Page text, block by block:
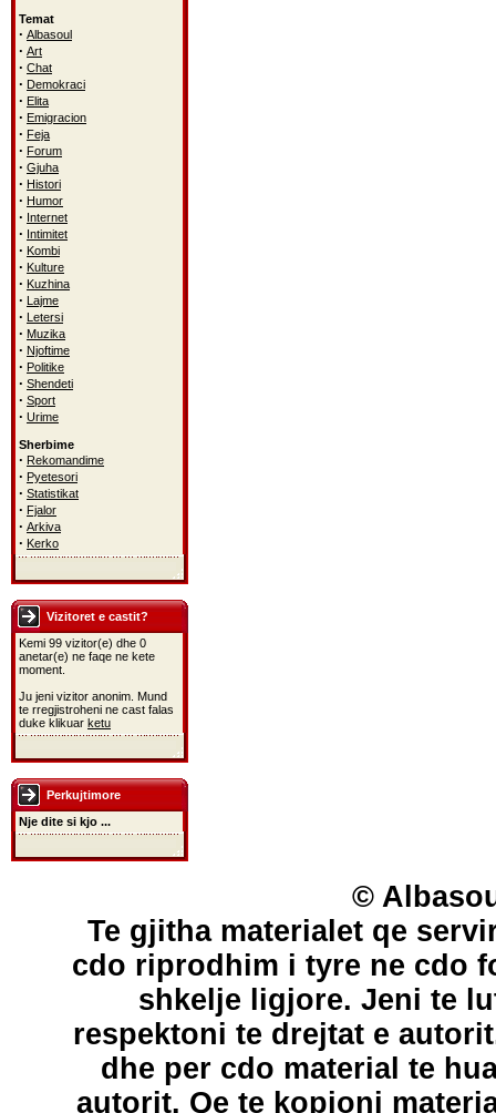
Temat
· Albasoul
· Art
· Chat
· Demokraci
· Elita
· Emigracion
· Feja
· Forum
· Gjuha
· Histori
· Humor
· Internet
· Intimitet
· Kombi
· Kulture
· Kuzhina
· Lajme
· Letersi
· Muzika
· Njoftime
· Politike
· Shendeti
· Sport
· Urime
Sherbime
· Rekomandime
· Pyetesori
· Statistikat
· Fjalor
· Arkiva
· Kerko
Vizitoret e castit?
Kemi 99 vizitor(e) dhe 0
anetar(e) ne faqe ne kete
moment.
Ju jeni vizitor anonim. Mund
te rregjistroheni ne cast falas
duke klikuar ketu
Perkujtimore
Nje dite si kjo ...
©
Te gjitha materialet qe
cdo riprodhim i tyre ne cdo
shkelje ligjore. Jeni te
respektoni te drejtat e
dhe per cdo material te
autorit. Qe te kopjoni